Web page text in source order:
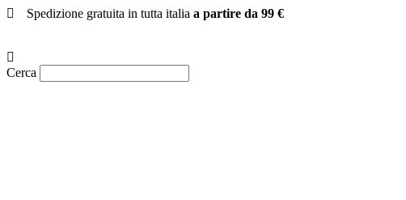
Vai
Spedizione gratuita in tutta italia a partire da 99 €
Cerca